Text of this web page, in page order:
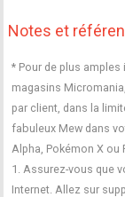
Notes et
* Pour de plus
magasins
par client, dans la
fabuleux Mew dans
Alpha, Pokémon X ou
1. Assurez-vous que
Internet. Allez sur